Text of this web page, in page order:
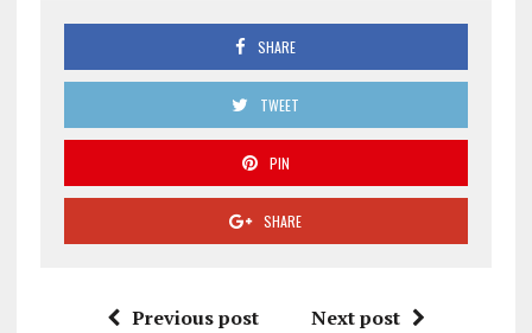
SHARE
TWEET
PIN
SHARE
Previous post Next post